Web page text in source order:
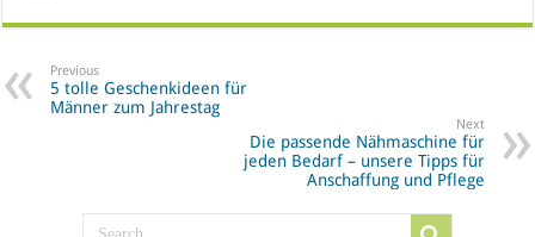
Previous
5 tolle Geschenkideen für
Männer zum Jahrestag
Next
Die passende Nähmaschine für
jeden Bedarf – unsere Tipps für
Anschaffung und Pflege